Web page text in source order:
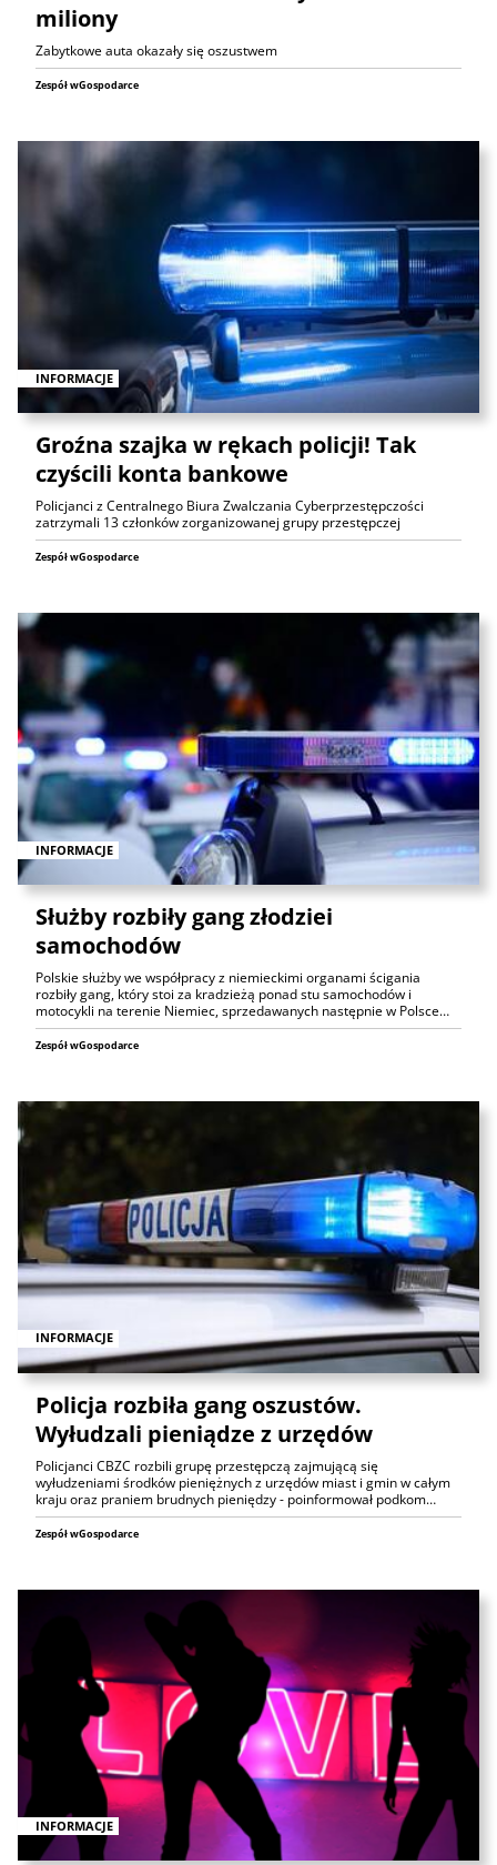
miliony
Zabytkowe auta okazały się oszustwem
Zespół wGospodarce
INFORMACJE
Groźna szajka w rękach policji! Tak
czyścili konta bankowe
Policjanci z Centralnego Biura Zwalczania Cyberprzestępczości
zatrzymali 13 członków zorganizowanej grupy przestępczej
Zespół wGospodarce
INFORMACJE
Służby rozbiły gang złodziei
samochodów
Polskie służby we współpracy z niemieckimi organami ścigania
rozbiły gang, który stoi za kradzieżą ponad stu samochodów i
motocykli na terenie Niemiec, sprzedawanych następnie w Polsce…
Zespół wGospodarce
INFORMACJE
Policja rozbiła gang oszustów.
Wyłudzali pieniądze z urzędów
Policjanci CBZC rozbili grupę przestępczą zajmującą się
wyłudzeniami środków pieniężnych z urzędów miast i gmin w całym
kraju oraz praniem brudnych pieniędzy - poinformował podkom…
Zespół wGospodarce
INFORMACJE